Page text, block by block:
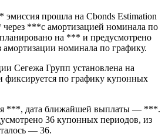
Index,Cbonds-CBI RU 1-3Y G-
3Y,Cbonds-CBI RU 1-3Y D,Cbonds-
CBI RU 1-3Y YTM.
***с амортизацией номинала по
на *** и предусмотрено
номинала по графику.
Сегежа Групп установлена на
по графику купонных